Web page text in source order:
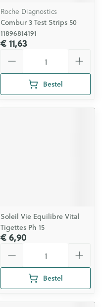
Roche Diagnostics
Combur 3 Test Strips 50
11896814191
€ 11,63
Bestel
Soleil Vie Equilibre Vital
Tigettes Ph 15
€ 6,90
Bestel